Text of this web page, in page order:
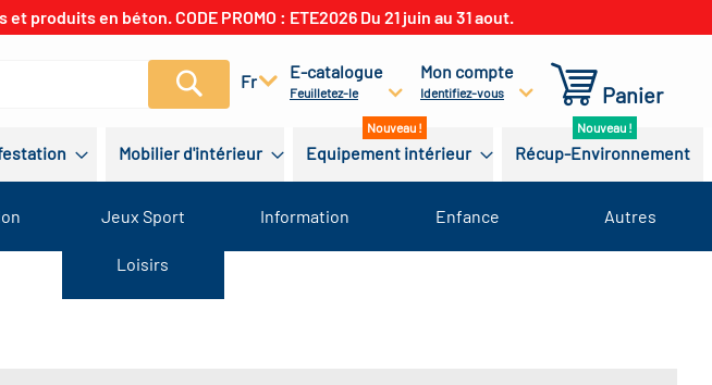
en béton. CODE PROMO : ETE2026 Du 21 juin au 31 aout.
Recherchez
Fr E-catalogue
Feuilletez-le
Mon compte
Identifiez-vous Panier
Mobilier d'intérieur Equipement intérieur Récup-Environnement
Jeux Sport
Loisirs
Information Enfance Autres